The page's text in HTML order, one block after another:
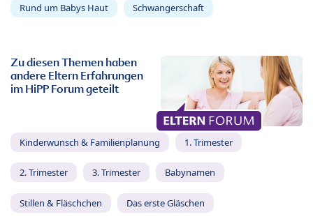
Rund um Babys Haut Schwangerschaft
Zu diesen Themen haben
andere Eltern Erfahrungen
im HiPP Forum geteilt
Kinderwunsch & Familienplanung 1. Trimester
2. Trimester 3. Trimester Babynamen
Stillen & Fläschchen Das erste Gläschen